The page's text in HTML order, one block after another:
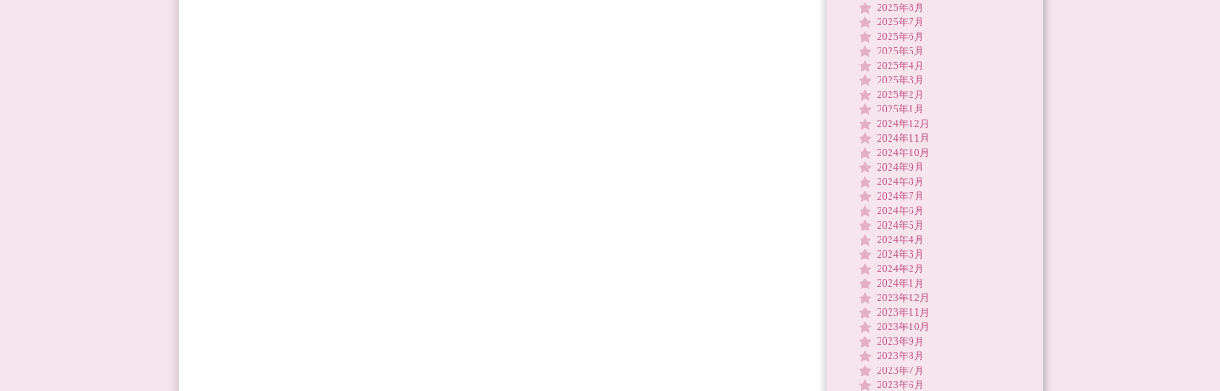
2025年8月
2025年7月
2025年6月
2025年5月
2025年4月
2025年3月
2025年2月
2025年1月
2024年12月
2024年11月
2024年10月
2024年9月
2024年8月
2024年7月
2024年6月
2024年5月
2024年4月
2024年3月
2024年2月
2024年1月
2023年12月
2023年11月
2023年10月
2023年9月
2023年8月
2023年7月
2023年6月